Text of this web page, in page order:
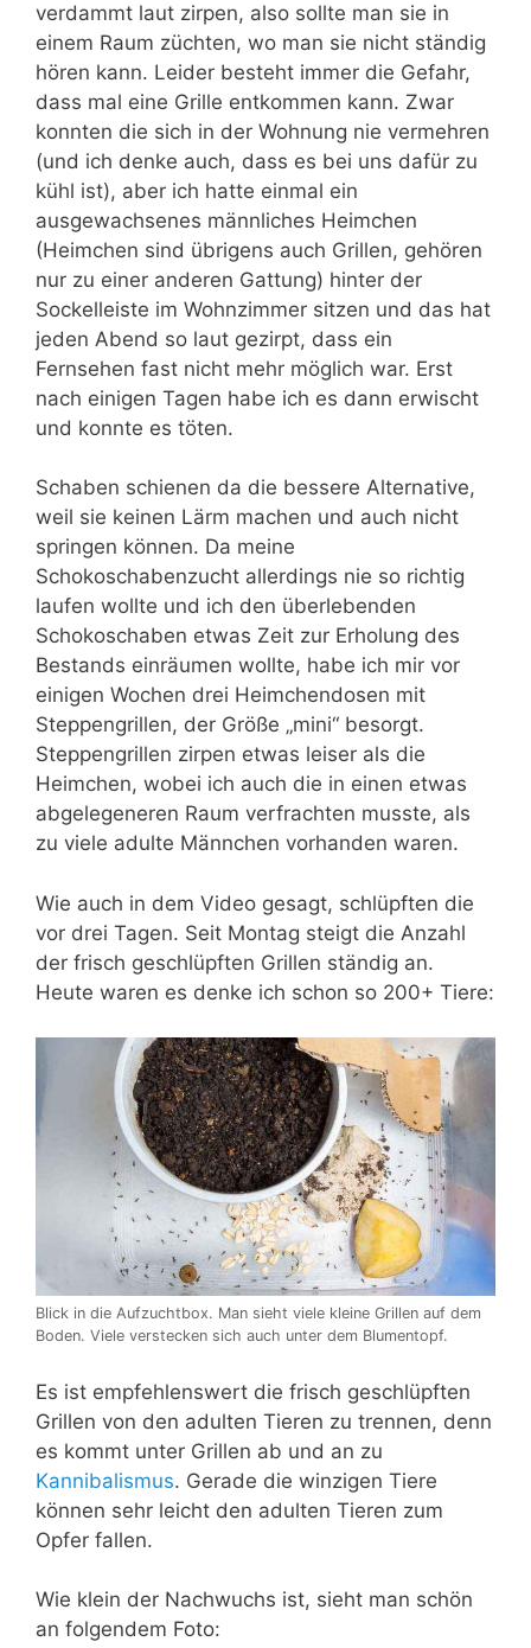
verdammt laut zirpen, also sollte man sie in
einem Raum züchten, wo man sie nicht ständig
hören kann. Leider besteht immer die Gefahr,
dass mal eine Grille entkommen kann. Zwar
konnten die sich in der Wohnung nie vermehren
(und ich denke auch, dass es bei uns dafür zu
kühl ist), aber ich hatte einmal ein
ausgewachsenes männliches Heimchen
(Heimchen sind übrigens auch Grillen, gehören
nur zu einer anderen Gattung) hinter der
Sockelleiste im Wohnzimmer sitzen und das hat
jeden Abend so laut gezirpt, dass ein
Fernsehen fast nicht mehr möglich war. Erst
nach einigen Tagen habe ich es dann erwischt
und konnte es töten.
Schaben schienen da die bessere Alternative,
weil sie keinen Lärm machen und auch nicht
springen können. Da meine
Schokoschabenzucht allerdings nie so richtig
laufen wollte und ich den überlebenden
Schokoschaben etwas Zeit zur Erholung des
Bestands einräumen wollte, habe ich mir vor
einigen Wochen drei Heimchendosen mit
Steppengrillen, der Größe „mini“ besorgt.
Steppengrillen zirpen etwas leiser als die
Heimchen, wobei ich auch die in einen etwas
abgelegeneren Raum verfrachten musste, als
zu viele adulte Männchen vorhanden waren.
Wie auch in dem Video gesagt, schlüpften die
vor drei Tagen. Seit Montag steigt die Anzahl
der frisch geschlüpften Grillen ständig an.
Heute waren es denke ich schon so 200+ Tiere:
Blick in die Aufzuchtbox. Man sieht viele kleine Grillen auf dem
Boden. Viele verstecken sich auch unter dem Blumentopf.
Es ist empfehlenswert die frisch geschlüpften
Grillen von den adulten Tieren zu trennen, denn
es kommt unter Grillen ab und an zu
Kannibalismus. Gerade die winzigen Tiere
können sehr leicht den adulten Tieren zum
Opfer fallen.
Wie klein der Nachwuchs ist, sieht man schön
an folgendem Foto: